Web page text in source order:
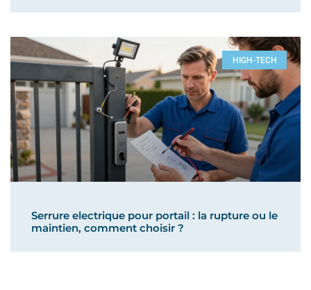
HIGH-TECH
Serrure electrique pour portail : la rupture ou le
maintien, comment choisir ?